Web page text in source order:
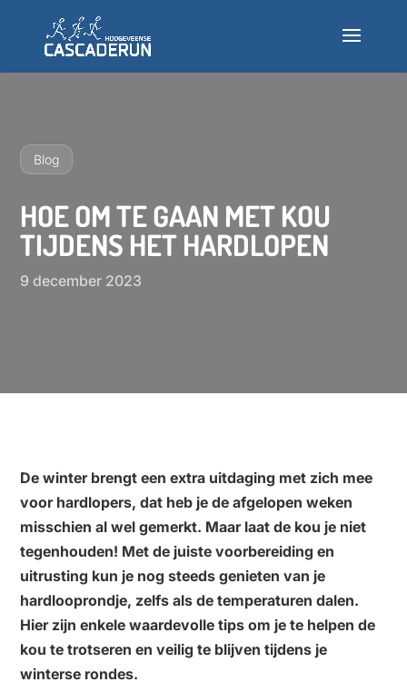
Blog
HOE OM TE GAAN MET KOU
TIJDENS HET HARDLOPEN
9 december 2023
De winter brengt een extra uitdaging met zich mee
voor hardlopers, dat heb je de afgelopen weken
misschien al wel gemerkt. Maar laat de kou je niet
tegenhouden! Met de juiste voorbereiding en
uitrusting kun je nog steeds genieten van je
hardlooprondje, zelfs als de temperaturen dalen.
Hier zijn enkele waardevolle tips om je te helpen de
kou te trotseren en veilig te blijven tijdens je
winterse rondes.
Info
Testlopen